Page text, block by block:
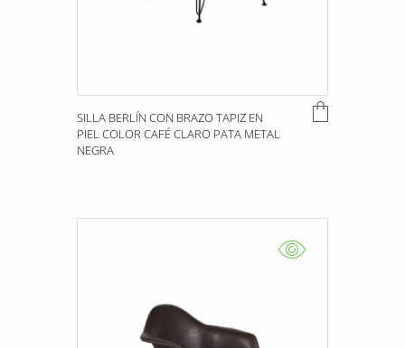
SILLA BERLÍN CON BRAZO TAPIZ EN
PIEL COLOR CAFÉ CLARO PATA METAL
NEGRA